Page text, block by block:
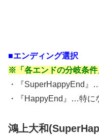
■エンディング選択
※「各エンドの分岐条件
・『SuperHappyEnd』
・『HappyEnd』…特に
鴻上大和